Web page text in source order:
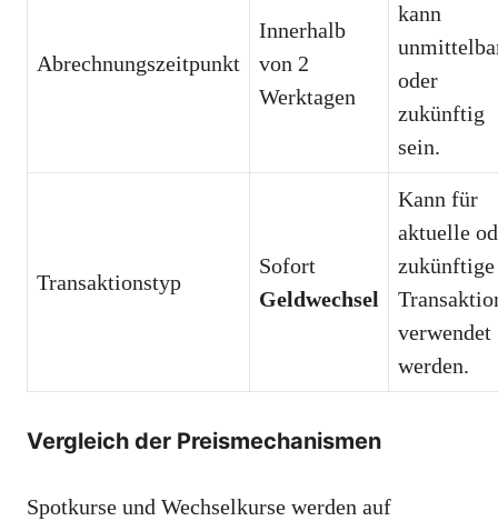
Abrechnungszeitpunkt
Innerhalb
von 2
Werktagen
kann
oder
zukünftig
sein.
Transaktionstyp
Sofort
Geldwechsel
Kann für
aktuelle
zukünftige
verwendet
werden.
Vergleich der Preismechanismen
Spotkurse und Wechselkurse werden auf